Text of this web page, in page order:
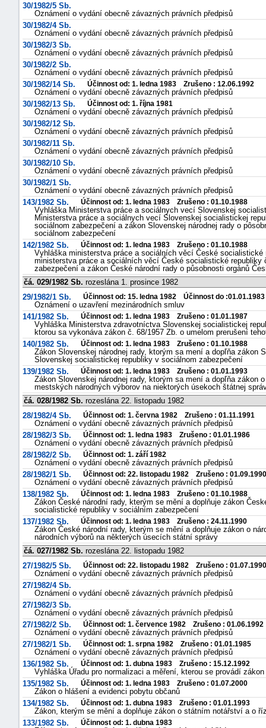
30/1982/5 Sb.
Oznámení o vydání obecně závazných právních předpisů
30/1982/4 Sb.
Oznámení o vydání obecně závazných právních předpisů
30/1982/3 Sb.
Oznámení o vydání obecně závazných právních předpisů
30/1982/2 Sb.
Oznámení o vydání obecně závazných právních předpisů
30/1982/14 Sb.
Účinnost od: 1. ledna 1983 Zrušeno : 12.06.1992
Oznámení o vydání obecně závazných právních předpisů
30/1982/13 Sb.
Účinnost od: 1. října 1981
Oznámení o vydání obecně závazných právních předpisů
30/1982/12 Sb.
Oznámení o vydání obecně závazných právních předpisů
30/1982/11 Sb.
Oznámení o vydání obecně závazných právních předpisů
30/1982/10 Sb.
Oznámení o vydání obecně závazných právních předpisů
30/1982/1 Sb.
Oznámení o vydání obecně závazných právních předpisů
143/1982 Sb.
Účinnost od: 1. ledna 1983 Zrušeno : 01.10.1988
Vyhláška Ministerstva práce a sociálnych vecí Slovenskej
Ministerstva práce a sociálnych vecí Slovenskej socialistickej
sociálnom zabezpečení a zákon Slovenskej národnej rady o
sociálnom zabezpečení
142/1982 Sb.
Účinnost od: 1. ledna 1983 Zrušeno : 01.10.1988
Vyhláška ministerstva práce a sociálních věcí České
ministerstva práce a sociálních věcí České socialistické
zabezpečení a zákon České národní rady o působnosti orgánů
čá. 029/1982 Sb. rozeslána 1. prosince 1982
29/1982/1 Sb.
Účinnost od: 15. ledna 1982 Účinnost do :01.01.1983
Oznámení o uzavření mezinárodních smluv
141/1982 Sb.
Účinnost od: 1. ledna 1983 Zrušeno : 01.01.1987
Vyhláška Ministerstva zdravotníctva Slovenskej socialistickej
ktorou sa vykonáva zákon č. 68/1957 Zb. o umelom prerušení
140/1982 Sb.
Účinnost od: 1. ledna 1983 Zrušeno : 01.10.1988
Zákon Slovenskej národnej rady, ktorým sa mení a dopľňa zákon
Slovenskej socialistickej republiky v sociálnom zabezpečení
139/1982 Sb.
Účinnost od: 1. ledna 1983 Zrušeno : 01.01.1993
Zákon Slovenskej národnej rady, ktorým sa mení a dopľňa zákon
mestských národných výborov na niektorých úsekoch štátnej
čá. 028/1982 Sb. rozeslána 22. listopadu 1982
28/1982/4 Sb.
Účinnost od: 1. června 1982 Zrušeno : 01.11.1991
Oznámení o vydání obecně závazných právních předpisů
28/1982/3 Sb.
Účinnost od: 1. ledna 1983 Zrušeno : 01.01.1986
Oznámení o vydání obecně závazných právních předpisů
28/1982/2 Sb.
Účinnost od: 1. září 1982
Oznámení o vydání obecně závazných právních předpisů
28/1982/1 Sb.
Účinnost od: 22. listopadu 1982 Zrušeno : 01.09.1990
Oznámení o vydání obecně závazných právních předpisů
138/1982 Sb.
Účinnost od: 1. ledna 1983 Zrušeno : 01.10.1988
Zákon České národní rady, kterým se mění a doplňuje zákon
socialistické republiky v sociálním zabezpečení
137/1982 Sb.
Účinnost od: 1. ledna 1983 Zrušeno : 24.11.1990
Zákon České národní rady, kterým se mění a doplňuje zákon o
národních výborů na některých úsecích státní správy
čá. 027/1982 Sb. rozeslána 22. listopadu 1982
27/1982/5 Sb.
Účinnost od: 22. listopadu 1982 Zrušeno : 01.07.1990
Oznámení o vydání obecně závazných právních předpisů
27/1982/4 Sb.
Oznámení o vydání obecně závazných právních předpisů
27/1982/3 Sb.
Oznámení o vydání obecně závazných právních předpisů
27/1982/2 Sb.
Účinnost od: 1. července 1982 Zrušeno : 01.06.1992
Oznámení o vydání obecně závazných právních předpisů
27/1982/1 Sb.
Účinnost od: 1. srpna 1982 Zrušeno : 01.01.1985
Oznámení o vydání obecně závazných právních předpisů
136/1982 Sb.
Účinnost od: 1. dubna 1983 Zrušeno : 15.12.1992
Vyhláška Úřadu pro normalizaci a měření, kterou se provádí
135/1982 Sb.
Účinnost od: 1. ledna 1983 Zrušeno : 01.07.2000
Zákon o hlášení a evidenci pobytu občanů
134/1982 Sb.
Účinnost od: 1. dubna 1983 Zrušeno : 01.01.1993
Zákon, kterým se mění a doplňuje zákon o státním notářství a o
133/1982 Sb.
Účinnost od: 1. dubna 1983